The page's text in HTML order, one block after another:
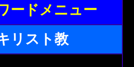
ードメニュー
リスト教